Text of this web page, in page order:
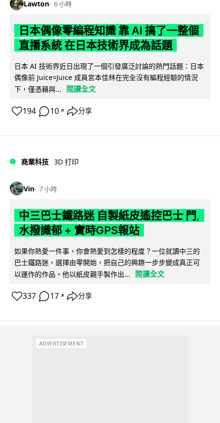
Lawton 6 小時
日本偶像零編程知識 靠 AI 搞了一整個
直播系統 在日本技術界成為話題
日本 AI 技術界近日出現了一個引發廣泛討論的熱門話題：日本
偶像前 Juice=Juice 成員宮本佳林在完全沒有編程經驗的情況
下，僅憑藉與...
閱讀全文
194 10 ↗ 分享
商業科技 3D 打印
Vin 7 小時
中三巴士鐵路迷 自製紙皮遙控巴士 門,
水撥識郁 + 實時GPS報站
如果你熱愛一件事，你會熱愛到怎樣的程度？一位就讀中三的
巴士鐵路迷，選擇由零開始，把自己的興趣一步步變成真正可
以運作的作品。他以紙皮親手製作出...
閱讀全文
337 17 ↗ 分享
ADVERTISEMENT